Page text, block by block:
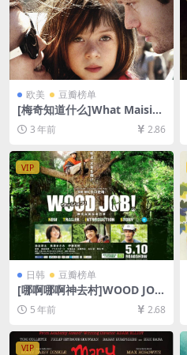
欧美 豆瓣榜单
[梅奇知道什么]What Maisie
Knew (2012)[百度网盘+夸克
网盘1080P超清未删减资源]
3GB][中英字幕]
3 年前 2.86
VIP
日韩 豆瓣榜单
[哪啊哪啊神去村]WOOD JO
B！神去なあなあ日常 (2014)
[百度网盘+夸克网盘+迅雷云
盘资源1080P超清未删减][MP
4/7.5GB][日语中字]
5 年前 2.68
VIP